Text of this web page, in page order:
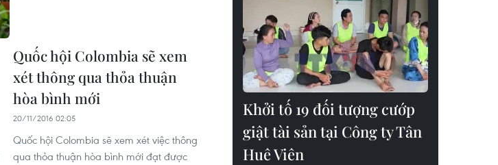
Quốc hội Colombia sẽ xem
xét thông qua thỏa thuận
hòa bình mới
20/11/2016 02:05
Quốc hội Colombia sẽ xem xét việc thông
qua thỏa thuận hòa bình mới đạt được
Khởi tố 19 đối tượng cướp
giật tài sản tại Công ty Tân
Huê Viên